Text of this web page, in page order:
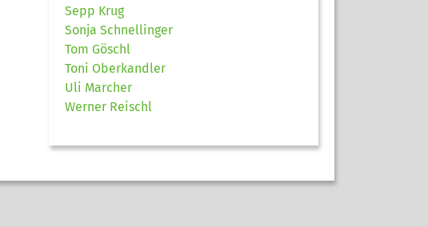
Sepp Krug
Sonja Schnellinger
Tom Göschl
Toni Oberkandler
Uli Marcher
Werner Reischl